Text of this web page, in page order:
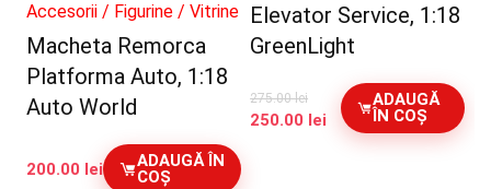
Accesorii / Figurine / Vitrine
Macheta Remorca
Platforma Auto, 1:18
Auto World
200.00 lei
ADAUGĂ ÎN
COȘ
Elevator Service, 1:18
GreenLight
275.00lei
Prețul
250.00 lei Prețul
curent
ADAUGĂ
ÎN COȘ